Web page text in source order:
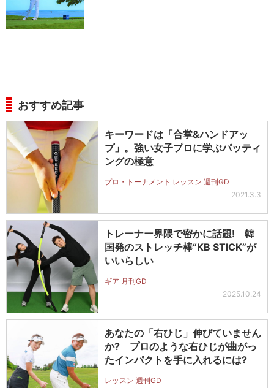
おすすめ記事
キーワードは「合掌&ハンドアッ
プ」。強い女子プロに学ぶパッティ
ングの極意
プロ・トーナメント レッスン 週刊GD
2021.3.3
トレーナー界隈で密かに話題! 韓
国発のストレッチ棒“KB STICK”が
いいらしい
ギア 月刊GD
2025.10.24
あなたの「右ひじ」伸びていません
か? プロのような右ひじが曲がっ
たインパクトを手に入れるには?
レッスン 週刊GD